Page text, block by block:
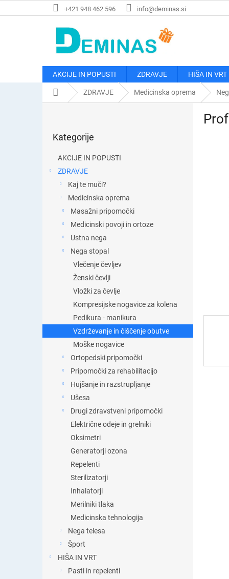
na
+421 948 462 596 info@deminas.si
AKCIJE IN POPUSTI ZDRAVJE HIŠA IN VRT
Domača
stran
ZDRAVJE Medicinska oprema
kategorije
Kategorije
AKCIJE IN POPUSTI
ZDRAVJE
Kaj te muči?
Medicinska oprema
Masažni pripomočki
Medicinski povoji in ortoze
Ustna nega
Nega stopal
Vlečenje čevljev
Ženski čevlji
Vložki za čevlje
Kompresijske nogavice za kolena
Pedikura - manikura
Vzdrževanje in čiščenje obutve
Moške nogavice
Ortopedski pripomočki
Pripomočki za rehabilitacijo
Hujšanje in razstrupljanje
Ušesa
Drugi zdravstveni pripomočki
Električne odeje in grelniki
Oksimetri
Generatorji ozona
Repelenti
Sterilizatorji
Inhalatorji
Merilniki tlaka
Medicinska tehnologija
Nega telesa
Šport
HIŠA IN VRT
Pasti in repelenti